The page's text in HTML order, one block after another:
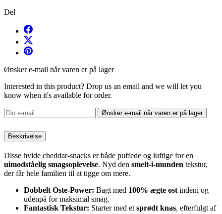
Del
Ønsker e-mail når varen er på lager
Interested in this product? Drop us an email and we will let you
know when it's available for order.
Ønsker e-mail når varen er på lager
Beskrivelse
Disse hvide cheddar-snacks er både puffede og luftige for en
uimodståelig smagsoplevelse. Nyd den smelt-i-munden tekstur,
der får hele familien til at tigge om mere.
Dobbelt Oste-Power: Bagt med 100% ægte ost indeni og
udenpå for maksimal smag.
Fantastisk Tekstur: Starter med et sprødt knas, efterfulgt af